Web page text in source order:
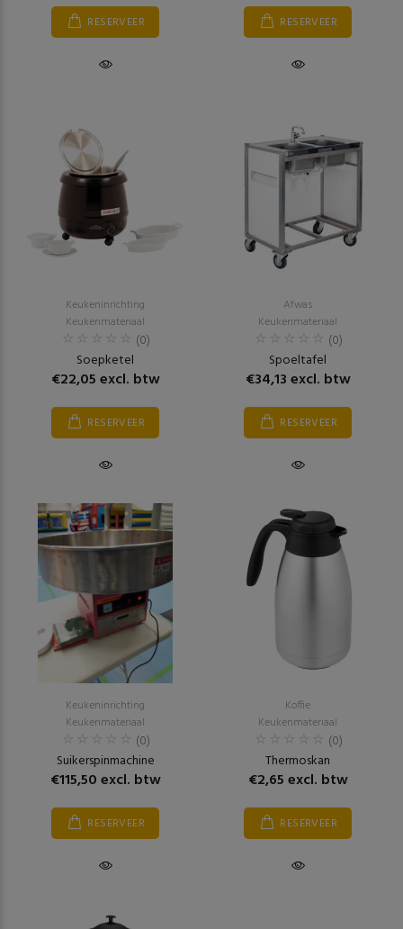
RESERVEER RESERVEER
Keukeninrichting
Keukenmateriaal
(0)
Soepketel
€22,05 excl. btw
RESERVEER
Afwas
Keukenmateriaal
(0)
Spoeltafel
€34,13 excl. btw
RESERVEER
Keukeninrichting
Keukenmateriaal
(0)
Suikerspinmachine
€115,50 excl. btw
RESERVEER
Koffie
Keukenmateriaal
(0)
Thermoskan
€2,65 excl. btw
RESERVEER